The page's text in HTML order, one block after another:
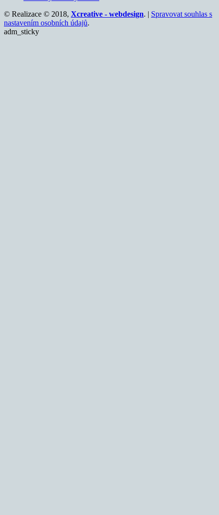
© Realizace © 2018, Xcreative - webdesign. | Spravovat souhlas s
nastavením osobních údajů.
adm_sticky